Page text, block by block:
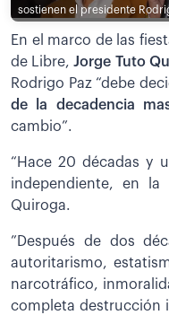
sostienen el presidente
En el marco de las
de Libre,Jorge Tuto
Rodrigo Paz “debe
de la decadencia
cambio”.
“Hace 20 décadas y
independiente, en la
Quiroga.
”Después de dos
autoritarismo,
narcotráfico,
completa destrucción